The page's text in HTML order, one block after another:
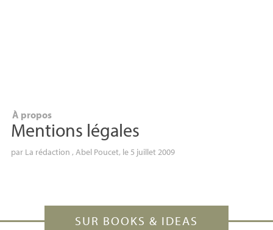
À propos
Mentions légales
par La rédaction , Abel Poucet, le 5 juillet 2009
SUR BOOKS & IDEAS